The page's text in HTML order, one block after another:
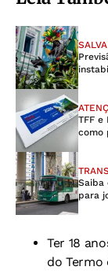
TFF e
como
Saiba
para
Ter 18
do Termo